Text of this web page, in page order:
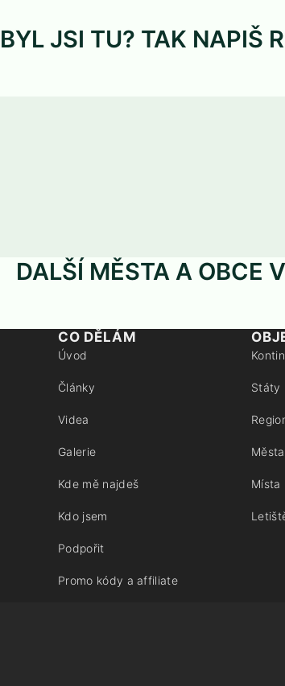
BYL JSI TU? TAK NAPIŠ
DALŠÍ MĚSTA A OBCE
CO DĚLÁM
Úvod
Články
Videa
Galerie
Kde mě najdeš
Kdo jsem
Podpořit
Promo kódy a affiliate
Státy
Města
Místa